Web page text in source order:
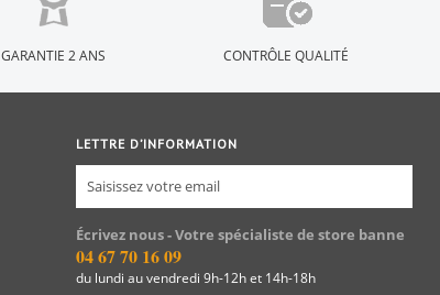
GARANTIE 2 ANS CONTRÔLE QUALITÉ
LETTRE D’INFORMATION
Écrivez nous - Votre spécialiste de store banne
04 67 70 16 09
du lundi au vendredi 9h-12h et 14h-18h